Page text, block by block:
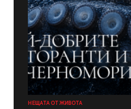
НЕЩАТА ОТ ЖИВОТА